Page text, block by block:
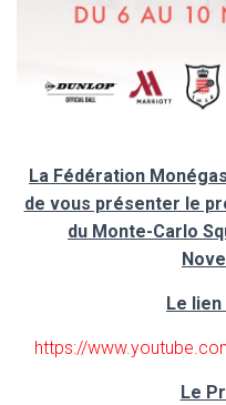
La Fédération
de vous présenter le
du Monte-Carlo
Le
https://
Le